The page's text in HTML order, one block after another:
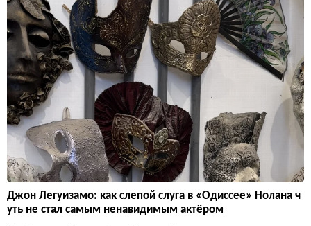
Джон Легуизамо: как слепой слуга в «Одиссее» Нолана ч
уть не стал самым ненавидимым актёром